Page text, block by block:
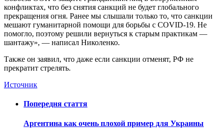
конфликтах, что без снятия санкций не будет глобального
прекращения огня. Ранее мы слышали только то, что санкции
мешают гуманитарной помощи для борьбы с COVID-19. Не
помогло, поэтому решили вернуться к старым практикам —
шантажу», — написал Николенко.
Также он заявил, что даже если санкции отменят, РФ не
прекратит стрелять.
Источник
Попередня стаття
Аргентина как очень плохой пример для Украины